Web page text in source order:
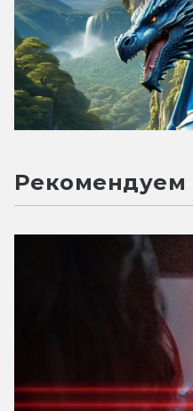
Рекомендуем